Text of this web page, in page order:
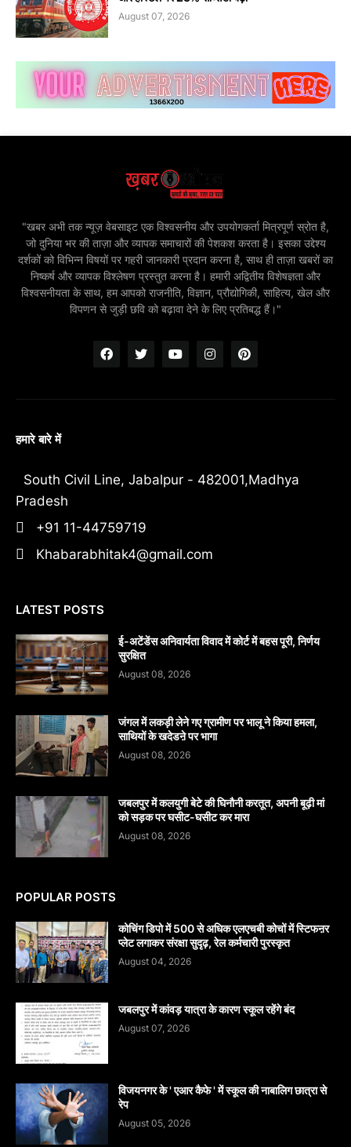
August 07, 2026
"खबर अभी तक न्यूज़ वेबसाइट एक विश्वसनीय और उपयोगकर्ता मित्रपूर्ण स्रोत है,
जो दुनिया भर की ताज़ा और व्यापक समाचारों की पेशकश करता है। इसका उद्देश्य
दर्शकों को विभिन्न विषयों पर गहरी जानकारी प्रदान करना है, साथ ही ताज़ा खबरों का
निष्कर्ष और व्यापक विश्लेषण प्रस्तुत करना है। हमारी अद्वितीय विशेषज्ञता और
विश्वसनीयता के साथ, हम आपको राजनीति, विज्ञान, प्रौद्योगिकी, साहित्य, खेल और
विपणन से जुड़ी छवि को बढ़ावा देने के लिए प्रतिबद्ध हैं।"
हमारे बारे में
South Civil Line, Jabalpur - 482001,Madhya
Pradesh
+91 11-44759719
Khabarabhitak4@gmail.com
LATEST POSTS
​ई-अटेंडेंस अनिवार्यता विवाद में कोर्ट में बहस पूरी, निर्णय
सुरक्षित
August 08, 2026
जंगल में लकड़ी लेने गए ग्रामीण पर भालू ने किया हमला,
साथियों के खदेडऩे पर भागा
August 08, 2026
जबलपुर में कलयुगी बेटे की घिनौनी करतूत, अपनी बूढ़ी मां
को सड़क पर घसीट-घसीट कर मारा
August 08, 2026
POPULAR POSTS
कोचिंग डिपो में 500 से अधिक एलएचबी कोचों में स्टिफऩर
प्लेट लगाकर संरक्षा सुदृढ़, रेल कर्मचारी पुरस्कृत
August 04, 2026
जबलपुर में कांवड़ यात्रा के कारण स्कूल रहेंगे बंद
August 07, 2026
विजयनगर के ' एआर कैफे ' में स्कूल की नाबालिग छात्रा से
रेप
August 05, 2026